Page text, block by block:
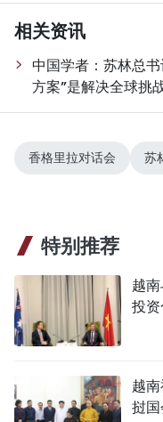
相关资讯
中国学者：苏林总
方案”是解决全球挑
香格里拉对话会 苏
特别推荐
越
投
越
挝